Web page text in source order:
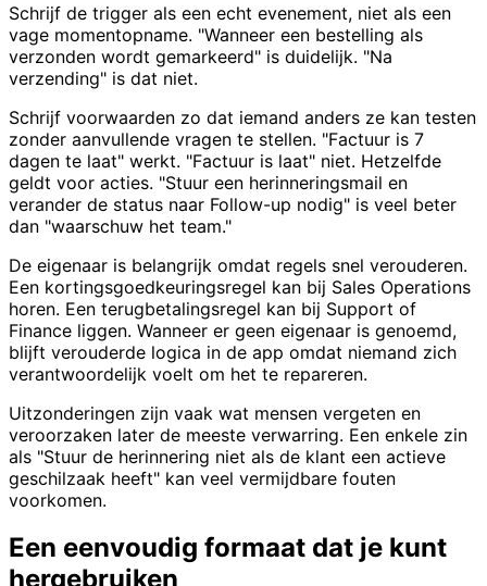
Schrijf de trigger als een echt evenement, niet als een
vage momentopname. "Wanneer een bestelling als
verzonden wordt gemarkeerd" is duidelijk. "Na
verzending" is dat niet.
Schrijf voorwaarden zo dat iemand anders ze kan testen
zonder aanvullende vragen te stellen. "Factuur is 7
dagen te laat" werkt. "Factuur is laat" niet. Hetzelfde
geldt voor acties. "Stuur een herinneringsmail en
verander de status naar Follow-up nodig" is veel beter
dan "waarschuw het team."
De eigenaar is belangrijk omdat regels snel verouderen.
Een kortingsgoedkeuringsregel kan bij Sales Operations
horen. Een terugbetalingsregel kan bij Support of
Finance liggen. Wanneer er geen eigenaar is genoemd,
blijft verouderde logica in de app omdat niemand zich
verantwoordelijk voelt om het te repareren.
Uitzonderingen zijn vaak wat mensen vergeten en
veroorzaken later de meeste verwarring. Een enkele zin
als "Stuur de herinnering niet als de klant een actieve
geschilzaak heeft" kan veel vermijdbare fouten
voorkomen.
Een eenvoudig formaat dat je kunt
hergebruiken